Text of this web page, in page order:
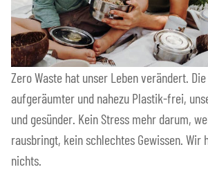
Zero Waste hat unser Leben verändert.
aufgeräumter und nahezu Plastik-frei,
und gesünder. Kein Stress mehr darum,
rausbringt, kein schlechtes Gewissen. Wir
nichts.